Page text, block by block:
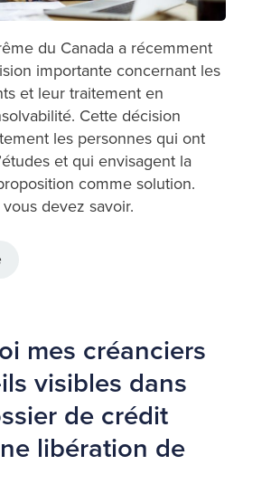
du Canada a récemment
importante concernant les
et leur traitement en
Cette décision
les personnes qui ont
et qui envisagent la
comme solution.
devez savoir.
mes créanciers
visibles dans
de crédit
libération de